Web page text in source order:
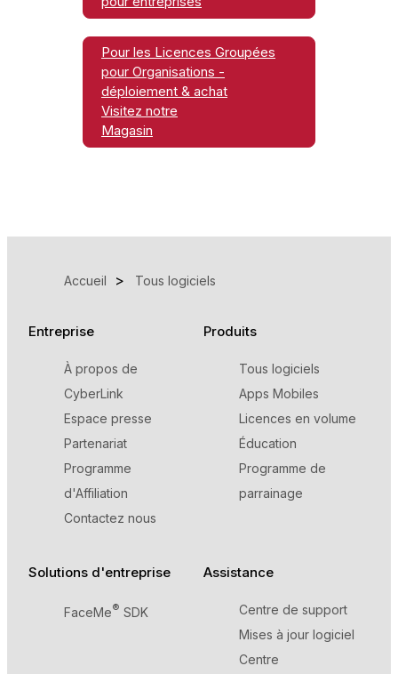
Pour les Licences Groupées
pour Organisations -
déploiement & achat
Visitez notre
Magasin
Accueil Tous logiciels
Entreprise
À propos de
CyberLink
Espace presse
Partenariat
Programme
d'Affiliation
Contactez nous
Produits
Tous logiciels
Apps Mobiles
Licences en volume
Éducation
Programme de
parrainage
Solutions d'entreprise
FaceMe® SDK
Assistance
Centre de support
Mises à jour logiciel
Centre